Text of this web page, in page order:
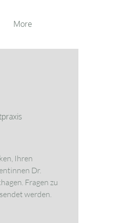
More
Ihren
Dr.
Fragen zu